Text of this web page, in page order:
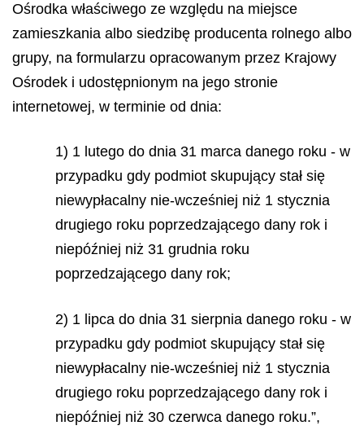
Ośrodka właściwego ze względu na miejsce
zamieszkania albo siedzibę producenta rolnego albo
grupy, na formularzu opracowanym przez Krajowy
Ośrodek i udostępnionym na jego stronie
internetowej, w terminie od dnia:
1) 1 lutego do dnia 31 marca danego roku - w
przypadku gdy podmiot skupujący stał się
niewypłacalny nie-wcześniej niż 1 stycznia
drugiego roku poprzedzającego dany rok i
niepóźniej niż 31 grudnia roku
poprzedzającego dany rok;
2) 1 lipca do dnia 31 sierpnia danego roku - w
przypadku gdy podmiot skupujący stał się
niewypłacalny nie-wcześniej niż 1 stycznia
drugiego roku poprzedzającego dany rok i
niepóźniej niż 30 czerwca danego roku.”,